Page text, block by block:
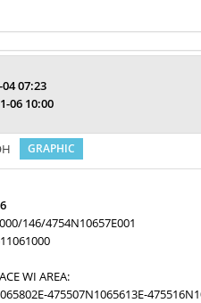
07:23
06 10:00
GRAPHIC
146/4754N10657E001
WI AREA:
475507N1065613E-